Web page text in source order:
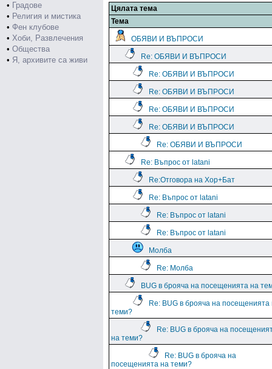
• Градове
• Религия и мистика
• Фен клубове
• Хоби, Развлечения
• Общества
• Я, архивите са живи
Цялата тема
Тема
ОБЯВИ И ВЪПРОСИ
Re: ОБЯВИ И ВЪПРОСИ
Re: ОБЯВИ И ВЪПРОСИ
Re: ОБЯВИ И ВЪПРОСИ
Re: ОБЯВИ И ВЪПРОСИ
Re: ОБЯВИ И ВЪПРОСИ
Re: ОБЯВИ И ВЪПРОСИ
Re: Въпрос от latani
Re:Отговора на Хор+Бат
Re: Въпрос от latani
Re: Въпрос от latani
Re: Въпрос от latani
Молба
Re: Молба
BUG в брояча на посещенията на
Re: BUG в брояча на посещенията
теми?
Re: BUG в брояча на
на теми?
Re: BUG в брояча на
посещенията на теми?